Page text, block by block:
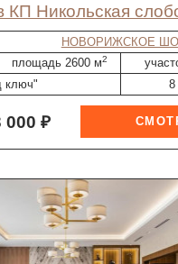
КП Никольская
НОВОРИЖСКОЕ
площадь 2600 м2
ключ"
8
000 ₽